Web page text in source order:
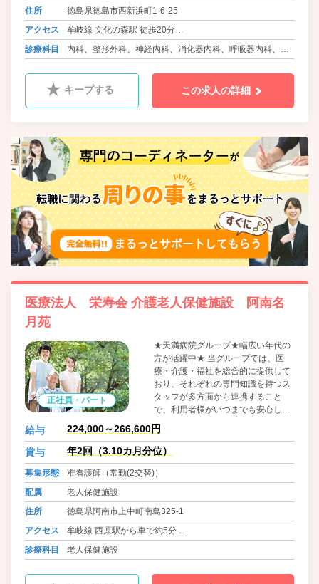
住所
徳島県徳島市西新浜町1-6-25
アクセス
牟岐線 文化の森駅 徒歩20分
バス 徳島バス 新浜線・南部循環線 希望の郷前 徒歩1分
診療科目
内科、整形外科、神経内科、消化器内科、呼吸器内科、循
ケア内科、腫瘍内科、糖尿病内科
キープする この求人の詳細
医療法人 栄寿会 介護老人保健施設 阿南名
月苑
正社員・パート
★天満病院グループ★幅広い年代の
方が活躍中★ 当グループでは、医
療・介護・福祉を総合的に提供して
おり、それぞれの専門知識を持つス
タッフが多方面から連携すること
で、利用者様がいつまでも安心して
歳を重ね、希望する地域で暮らし続
けられる医療やサービスのあり方を
追い求めています。
給与 224,000～266,600円
賞与 年2回（3.10カ月分位）
募集形態
准看護師（常勤(2交替)）
配属
老人保健施設
住所
徳島県阿南市上中町南島325-1
アクセス
牟岐線 西原駅から車で約5分
バス 徳島バス 橘線・加茂谷線・長生線 南島 徒歩6分
診療科目 老人保健施設